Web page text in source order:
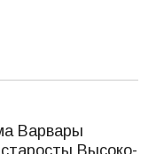
Варвары
Высоко-